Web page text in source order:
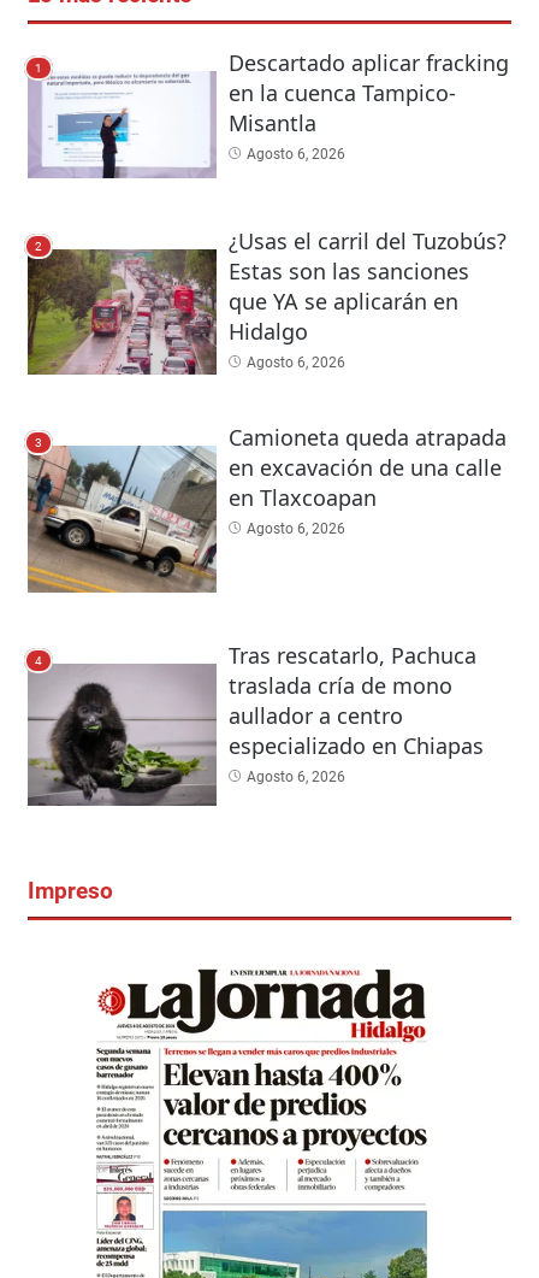
1
Descartado aplicar fracking
en la cuenca Tampico-
Misantla
Agosto 6, 2026
2
¿Usas el carril del Tuzobús?
Estas son las sanciones
que YA se aplicarán en
Hidalgo
Agosto 6, 2026
3
Camioneta queda atrapada
en excavación de una calle
en Tlaxcoapan
Agosto 6, 2026
4
Tras rescatarlo, Pachuca
traslada cría de mono
aullador a centro
especializado en Chiapas
Agosto 6, 2026
Impreso